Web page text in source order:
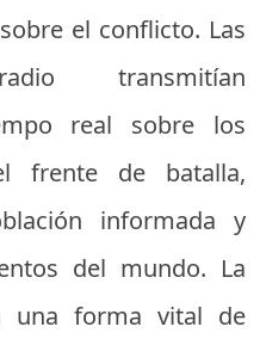
el conflicto. Las
transmitían
real sobre los
frente de batalla,
informada y
del mundo. La
una forma vital de